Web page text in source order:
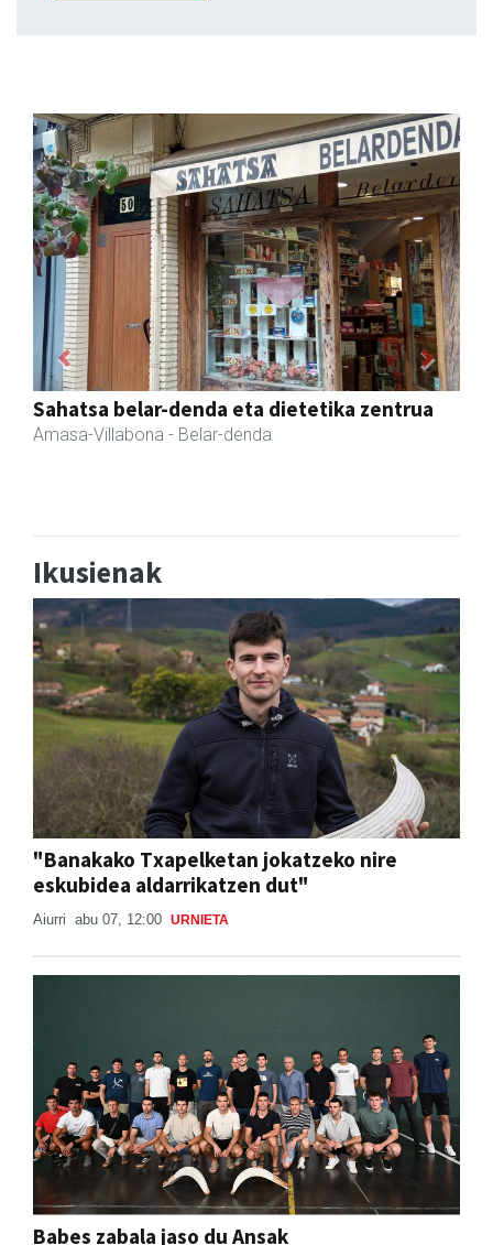
Istuitza Garden
Andoain - Lorezaintza
Previous Next
Ikusienak
"Banakako Txapelketan jokatzeko nire
eskubidea aldarrikatzen dut"
Aiurri abu 07, 12:00 URNIETA
Babes zabala jaso du Ansak